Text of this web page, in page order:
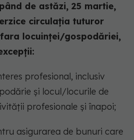
de astăzi, 25 martie,
circulația tuturor
locuinței/gospodăriei,
profesional, inclusiv
și locul/locurile de
profesionale și înapoi;
asigurarea de bunuri care